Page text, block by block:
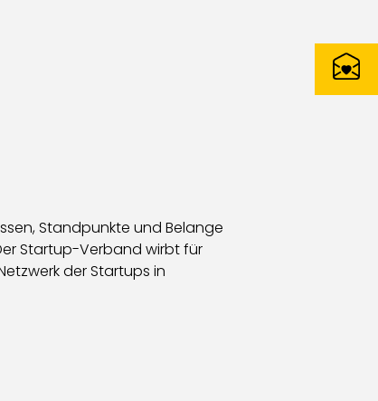
Standpunkte und Belange
Startup-Verband wirbt für
der Startups in